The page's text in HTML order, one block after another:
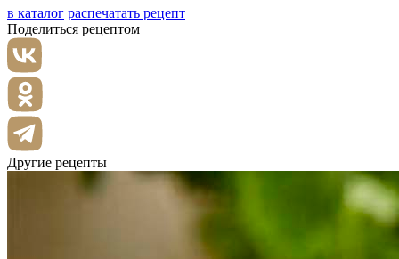
в каталог распечатать рецепт
Поделиться рецептом
Другие рецепты